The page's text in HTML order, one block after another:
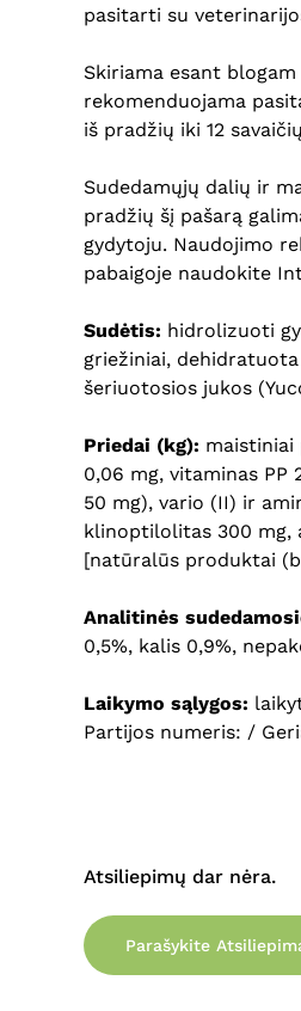
pasitarti su
Skiriama esant
rekomenduojama
iš pradžių iki 12
Sudedamųjų dalių ir
pradžių šį pašarą
gydytoju. Naudojimo
pabaigoje naudokite
Sudėtis: hidrolizuoti
griežiniai,
šeriuotosios jukos
Priedai (kg): maistiniai
0,06 mg, vitaminas
50 mg), vario (II) ir
klinoptilolitas 300 mg,
[natūralūs produktai
Analitinės
0,5%, kalis 0,9%,
Laikymo sąlygos:
Partijos numeris: /
Atsiliepimų dar nėra.
Parašykite